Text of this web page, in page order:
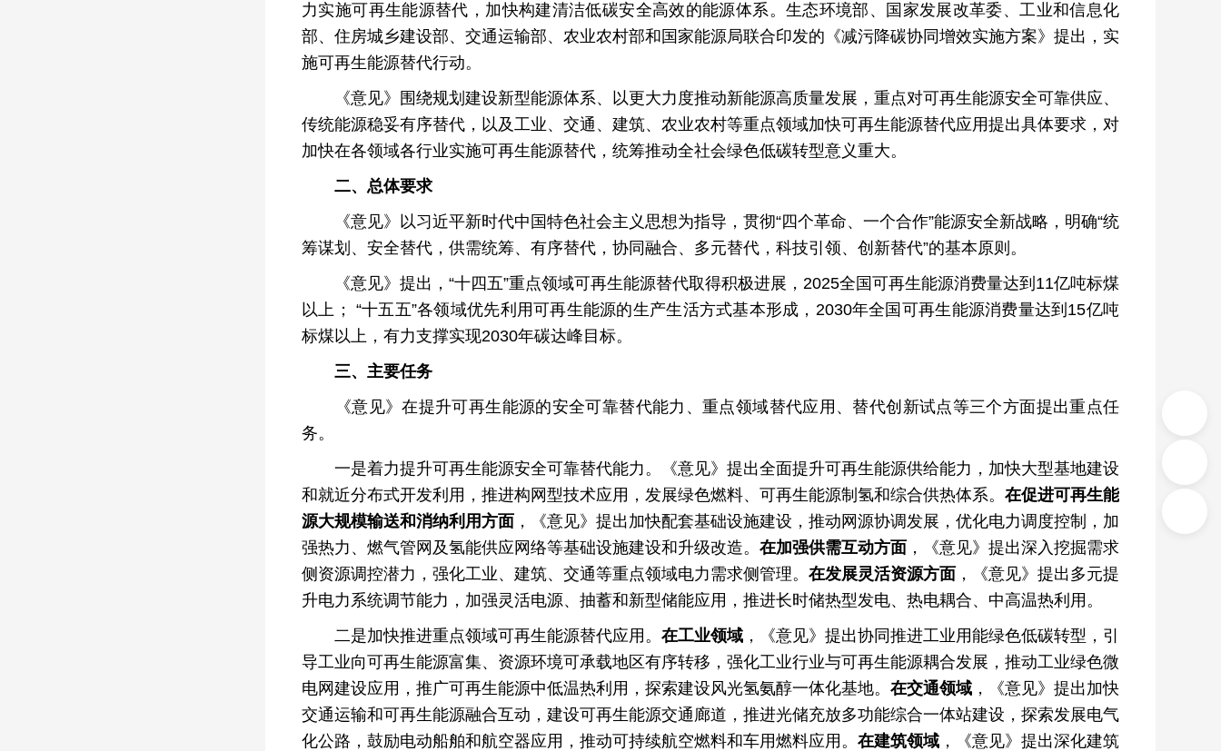
力实施可再生能源替代，加快构建清洁低碳安全高效的能源体系。生态环境部、国家发展改革委、工业和信息化
部、住房城乡建设部、交通运输部、农业农村部和国家能源局联合印发的《减污降碳协同增效实施方案》提出，实
施可再生能源替代行动。
《意见》围绕规划建设新型能源体系、以更大力度推动新能源高质量发展，重点对可再生能源安全可靠供应、
传统能源稳妥有序替代，以及工业、交通、建筑、农业农村等重点领域加快可再生能源替代应用提出具体要求，对
加快在各领域各行业实施可再生能源替代，统筹推动全社会绿色低碳转型意义重大。
二、总体要求
《意见》以习近平新时代中国特色社会主义思想为指导，贯彻“四个革命、一个合作”能源安全新战略，明确“统
筹谋划、安全替代，供需统筹、有序替代，协同融合、多元替代，科技引领、创新替代”的基本原则。
《意见》提出，“十四五”重点领域可再生能源替代取得积极进展，2025全国可再生能源消费量达到11亿吨标煤
以上； “十五五”各领域优先利用可再生能源的生产生活方式基本形成，2030年全国可再生能源消费量达到15亿吨
标煤以上，有力支撑实现2030年碳达峰目标。
三、主要任务
《意见》在提升可再生能源的安全可靠替代能力、重点领域替代应用、替代创新试点等三个方面提出重点任
务。
一是着力提升可再生能源安全可靠替代能力。《意见》提出全面提升可再生能源供给能力，加快大型基地建设
和就近分布式开发利用，推进构网型技术应用，发展绿色燃料、可再生能源制氢和综合供热体系。 在促进可再生能
源大规模输送和消纳利用方面 ，《意见》提出加快配套基础设施建设，推动网源协调发展，优化电力调度控制，加
强热力、燃气管网及氢能供应网络等基础设施建设和升级改造。 在加强供需互动方面 ，《意见》提出深入挖掘需求
侧资源调控潜力，强化工业、建筑、交通等重点领域电力需求侧管理。 在发展灵活资源方面 ，《意见》提出多元提
升电力系统调节能力，加强灵活电源、抽蓄和新型储能应用，推进长时储热型发电、热电耦合、中高温热利用。
二是加快推进重点领域可再生能源替代应用。 在工业领域 ，《意见》提出协同推进工业用能绿色低碳转型，引
导工业向可再生能源富集、资源环境可承载地区有序转移，强化工业行业与可再生能源耦合发展，推动工业绿色微
电网建设应用，推广可再生能源中低温热利用，探索建设风光氢氨醇一体化基地。 在交通领域 ，《意见》提出加快
交通运输和可再生能源融合互动，建设可再生能源交通廊道，推进光储充放多功能综合一体站建设，探索发展电气
化公路，鼓励电动船舶和航空器应用，推动可持续航空燃料和车用燃料应用。 在建筑领域 ，《意见》提出深化建筑